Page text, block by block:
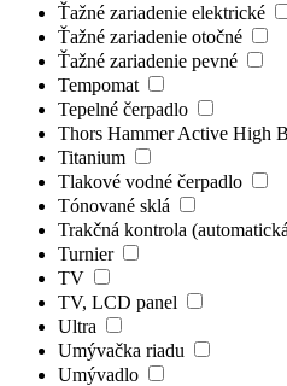
Ťažné zariadenie elektrické
Ťažné zariadenie otočné
Ťažné zariadenie pevné
Tempomat
Tepelné čerpadlo
Thors Hammer Active High
Titanium
Tlakové vodné čerpadlo
Tónované sklá
Trakčná kontrola
Turnier
TV
TV, LCD panel
Ultra
Umývačka riadu
Umývadlo